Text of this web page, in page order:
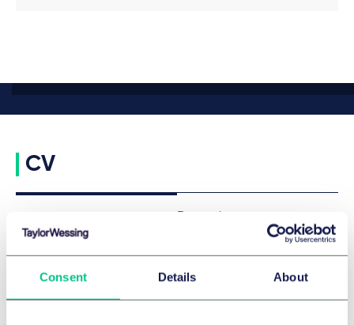
Consent Details About
CV
Formation
Associate, Taylor Wessing